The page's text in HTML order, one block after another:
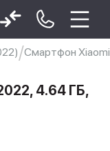
Смартфон
4.64 ГБ,